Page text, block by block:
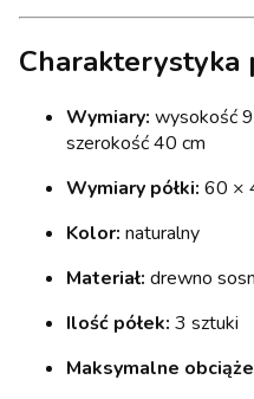
Charakterystyka
Wymiary: wysokość
szerokość 40 cm
Wymiary półki: 60 ×
Kolor: naturalny
Materiał: drewno
Ilość półek: 3 sztuki
Maksymalne